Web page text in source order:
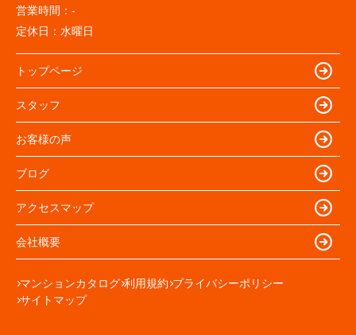
営業時間： -
定休日： 水曜日
トップページ
スタッフ
お客様の声
ブログ
アクセスマップ
会社概要
マンションカタログ 利用規約 プライバシーポリシー
サイトマップ